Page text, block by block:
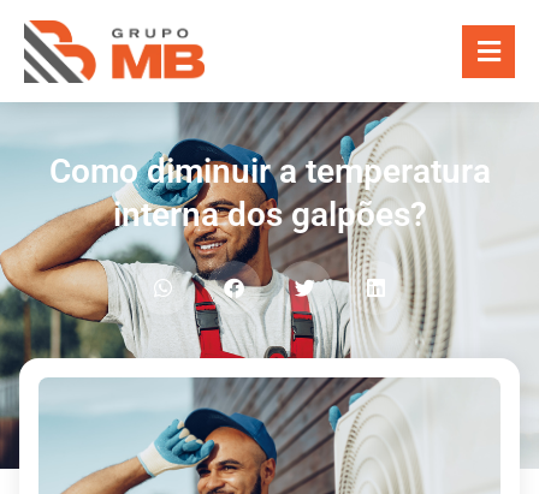
Como diminuir a temperatura
interna dos galpões?